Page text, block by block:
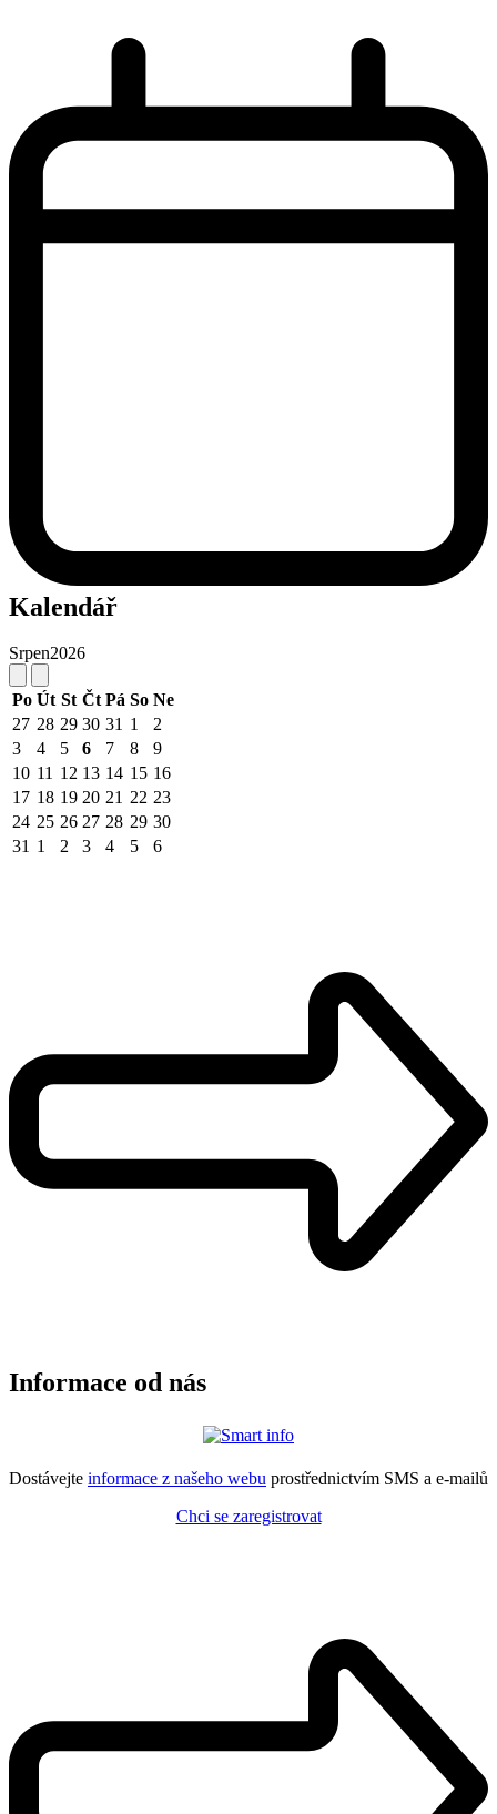
Kalendář
Srpen2026
Po Út St Čt Pá So Ne
27 28 29 30 31 1
2
3
4 5 6 7 8
9
10 11 12 13 14 15 16
17 18 19 20 21 22 23
24 25 26 27 28 29 30
31 1 2 3 4 5 6
Informace od nás
Dostávejte informace z našeho webu prostřednictvím SMS a e-mailů
Chci se zaregistrovat